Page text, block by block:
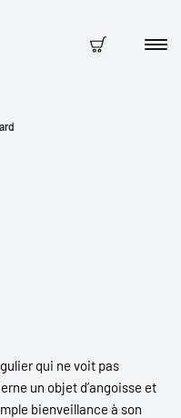
Panier
qui ne voit pas
un objet d’angoisse et
bienveillance à son